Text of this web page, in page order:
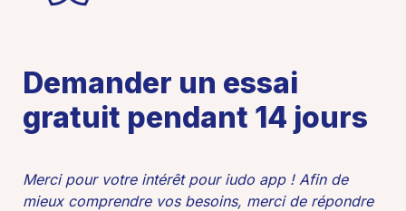
Demander un essai
gratuit pendant 14 jours
Merci pour votre intérêt pour iudo app ! Afin de
mieux comprendre vos besoins, merci de répondre